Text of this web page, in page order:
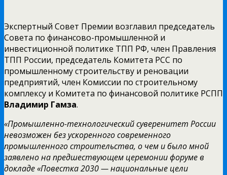
Экспертный Совет Премии возглавил председатель
Совета по финансово-промышленной и
инвестиционной политике ТПП РФ, член Правления
ТПП России, председатель Комитета РСС по
промышленному строительству и реновации
предприятий, член Комиссии по строительному
комплексу и Комитета по финансовой политике РСПП
Владимир Гамза.
«Промышленно-технологический суверенитет России
невозможен без ускоренного современного
промышленного строительства, о чем и было мной
заявлено на предшествующем церемонии форуме в
докладе «Повестка 2030 — национальные цели